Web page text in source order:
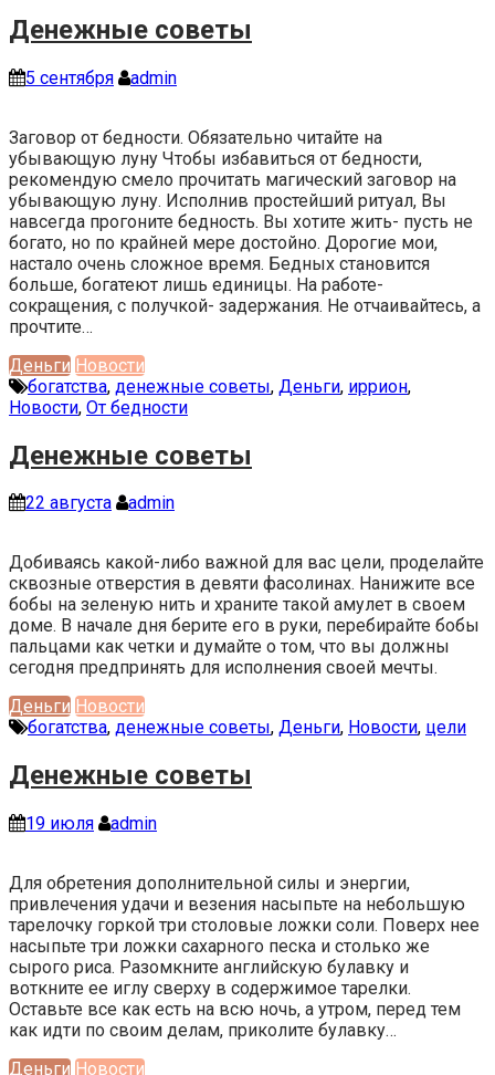
Денежные советы
5 сентября admin
Заговор от бедности. Обязательно читайте на
убывающую луну Чтобы избавиться от бедности,
рекомендую смело прочитать магический заговор на
убывающую луну. Исполнив простейший ритуал, Вы
навсегда прогоните бедность. Вы хотите жить- пусть не
богато, но по крайней мере достойно. Дорогие мои,
настало очень сложное время. Бедных становится
больше, богатеют лишь единицы. На работе-
сокращения, с получкой- задержания. Не отчаивайтесь, а
прочтите…
Деньги Новости
богатства, денежные советы, Деньги, иррион,
Новости, От бедности
Денежные советы
22 августа admin
Добиваясь какой-либо важной для вас цели, проделайте
сквозные отверстия в девяти фасолинах. Нанижите все
бобы на зеленую нить и храните такой амулет в своем
доме. В начале дня берите его в руки, перебирайте бобы
пальцами как четки и думайте о том, что вы должны
сегодня предпринять для исполнения своей мечты.
Деньги Новости
богатства, денежные советы, Деньги, Новости, цели
Денежные советы
19 июля admin
Для обретения дополнительной силы и энергии,
привлечения удачи и везения насыпьте на небольшую
тарелочку горкой три столовые ложки соли. Поверх нее
насыпьте три ложки сахарного песка и столько же
сырого риса. Разомкните английскую булавку и
воткните ее иглу сверху в содержимое тарелки.
Оставьте все как есть на всю ночь, а утром, перед тем
как идти по своим делам, приколите булавку…
Деньги Новости